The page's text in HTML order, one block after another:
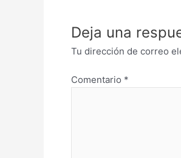
Deja una
Tu dirección de correo
Comentario *